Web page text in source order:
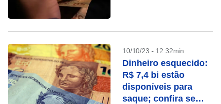
10/10/23 - 12:32min
Dinheiro esquecido:
R$ 7,4 bi estão
disponíveis para
saque; confira se